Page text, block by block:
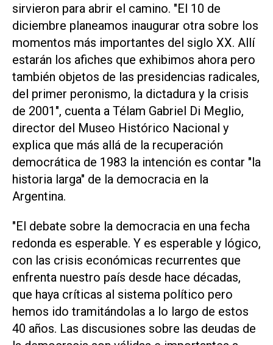
sirvieron para abrir el camino. "El 10 de
diciembre planeamos inaugurar otra sobre los
momentos más importantes del siglo XX. Allí
estarán los afiches que exhibimos ahora pero
también objetos de las presidencias radicales,
del primer peronismo, la dictadura y la crisis
de 2001", cuenta a Télam Gabriel Di Meglio,
director del Museo Histórico Nacional y
explica que más allá de la recuperación
democrática de 1983 la intención es contar "la
historia larga" de la democracia en la
Argentina.
"El debate sobre la democracia en una fecha
redonda es esperable. Y es esperable y lógico,
con las crisis económicas recurrentes que
enfrenta nuestro país desde hace décadas,
que haya críticas al sistema político pero
hemos ido tramitándolas a lo largo de estos
40 años. Las discusiones sobre las deudas de